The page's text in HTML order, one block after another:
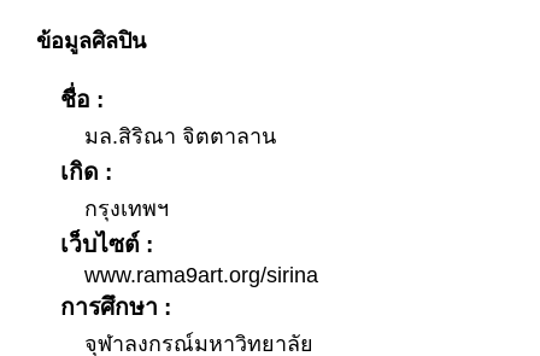
ข้อมูลศิลปิน
ชื่อ :
มล.สิริณา จิตตาลาน
เกิด :
กรุงเทพฯ
เว็บไซต์ :
www.rama9art.org/sirina
การศึกษา :
จุฬาลงกรณ์มหาวิทยาลัย